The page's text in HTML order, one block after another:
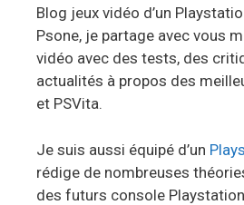
Blog jeux vidéo d’un
Psone, je partage avec vous
vidéo avec des tests, des
actualités à propos des
et PSVita.
Je suis aussi équipé d’un
rédige de nombreuses
des futurs console